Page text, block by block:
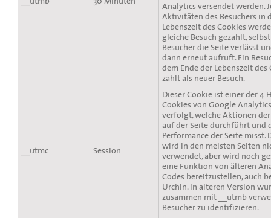
Analytics versendet werden.
Aktivitäten des Besuchers in
Lebenszeit des Cookies
gleiche Besuch gezählt,
Besucher die Seite verlässt
dann erneut aufruft. Ein
dem Ende der Lebenszeit des
zählt als neuer Besuch.
__utmc Session
Dieser Cookie ist einer der 4
Cookies von Google
verfolgt, welche Aktionen
auf der Seite durchführt und
Performance der Seite misst.
wird in den meisten Seiten
verwendet, aber wird noch
eine Funktion von älteren
Codes bereitzustellen, auch
Urchin. In älteren Version
zusammen mit __utmb
Besucher zu identifizieren.